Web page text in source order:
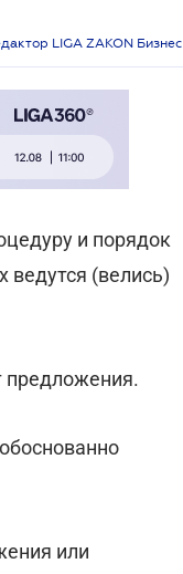
LIGA ZAKON Бизнес
и порядок
ведутся (велись)
предложения.
или